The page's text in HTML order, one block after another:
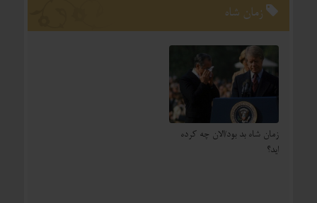
زمان شاه
زمان شاه بد بود/الان چه کرده
اید؟